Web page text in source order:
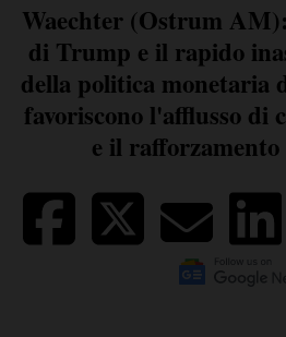
Waechter (Ostrum
di Trump e il rapido
della politica monetaria
favoriscono l'afflusso di
e il